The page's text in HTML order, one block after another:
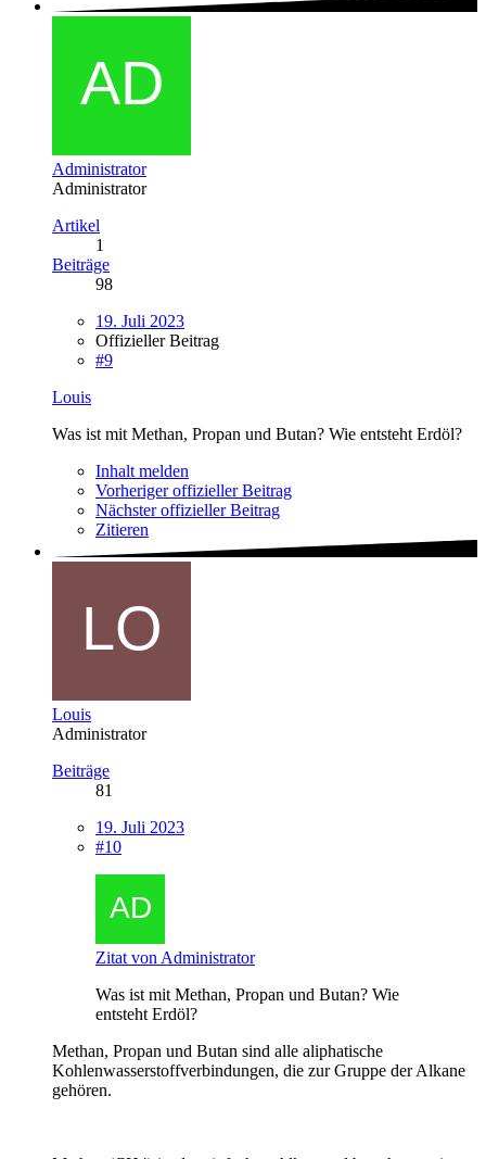
Administrator
Administrator
Artikel
1
Beiträge
98
19. Juli 2023
Offizieller Beitrag
#9
Louis
Was ist mit Methan, Propan und Butan? Wie entsteht Erdöl?
Inhalt melden
Vorheriger offizieller Beitrag
Nächster offizieller Beitrag
Zitieren
Louis
Administrator
Beiträge
81
19. Juli 2023
#10
Zitat von Administrator
Was ist mit Methan, Propan und Butan? Wie
entsteht Erdöl?
Methan, Propan und Butan sind alle aliphatische
Kohlenwasserstoffverbindungen, die zur Gruppe der Alkane
gehören.